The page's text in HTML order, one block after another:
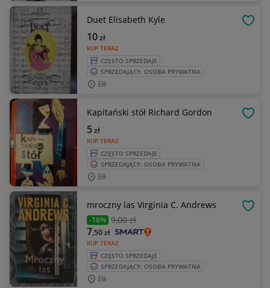
Duet Elisabeth Kyle
KUP TERAZ
10zł
CZĘSTO SPRZEDAJE
SPRZEDAJĄCY: OSOBA PRYWATNA
Ełk
Kapitański stół Richard Gordon
KUP TERAZ
5zł
CZĘSTO SPRZEDAJE
SPRZEDAJĄCY: OSOBA PRYWATNA
Ełk
mroczny las Virginia C. Andrews
-16% 9,00 zł
KUP TERAZ
7,50zł
CZĘSTO SPRZEDAJE
SPRZEDAJĄCY: OSOBA PRYWATNA
Ełk